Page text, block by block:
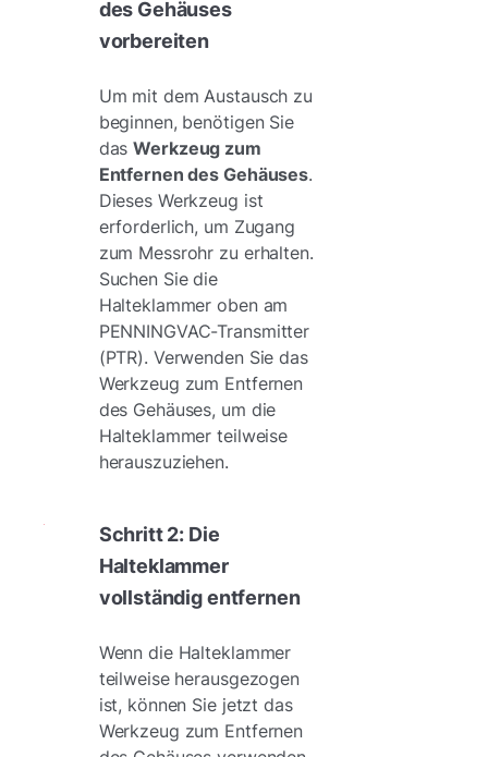
des Gehäuses
vorbereiten
Um mit dem Austausch zu
beginnen, benötigen Sie
dasWerkzeug zum
Entfernen des Gehäuses.
Dieses Werkzeug ist
erforderlich, um Zugang
zum Messrohr zu erhalten.
Suchen Sie die
Halteklammer oben am
PENNINGVAC-Transmitter
(PTR). Verwenden Sie das
Werkzeug zum Entfernen
des Gehäuses, um die
Halteklammer teilweise
herauszuziehen.
Schritt 2: Die
Halteklammer
vollständig entfernen
Wenn die Halteklammer
teilweise herausgezogen
ist, können Sie jetzt das
Werkzeug zum Entfernen